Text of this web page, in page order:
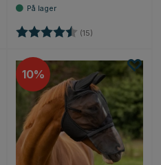
Karakter: (15)
10%